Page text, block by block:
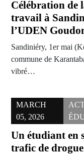
Célébration de
travail à
l’UDEN
Sandiniéry, 1er mai
commune de
vibré…
MARCH
05, 2026
Un étudiant en
trafic de